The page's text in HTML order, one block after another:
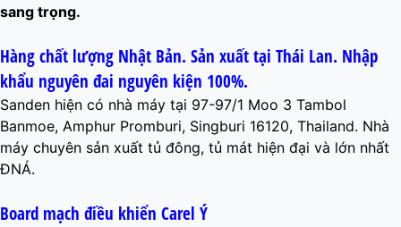
sang trọng.
Hàng chất lượng Nhật Bản. Sản xuất tại Thái Lan. Nhập
khẩu nguyên đai nguyên kiện 100%.
Sanden hiện có nhà máy tại 97-97/1 Moo 3 Tambol
Banmoe, Amphur Promburi, Singburi 16120, Thailand. Nhà
máy chuyên sản xuất tủ đông, tủ mát hiện đại và lớn nhất
ĐNÁ.
Board mạch điều khiển Carel Ý